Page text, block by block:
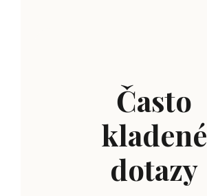
Často
kladené
dotazy